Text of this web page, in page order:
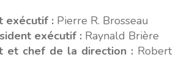
exécutif : Pierre R. Brosseau
exécutif : Raynald Brière
et chef de la direction : Robert